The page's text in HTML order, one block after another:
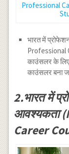
Professional
भारत में
Professional
काउंसलर के लिए
काउंसलर बना
2.भारत में
आवश्यकता
Career